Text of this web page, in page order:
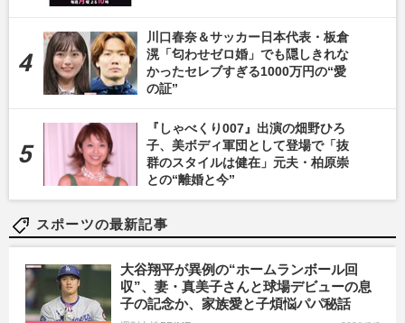
川口春奈＆サッカー日本代表・板倉
滉「匂わせゼロ婚」でも隠しきれな
かったセレブすぎる1000万円の“愛
の証”
『しゃべくり007』出演の畑野ひろ
子、美ボディ軍団として登場で「抜
群のスタイルは健在」元夫・柏原崇
との“離婚と今”
スポーツの最新記事
大谷翔平が異例の“ホームランボール回
収”、妻・真美子さんと球場デビューの息
子の記念か、家族愛と子煩悩パパ秘話